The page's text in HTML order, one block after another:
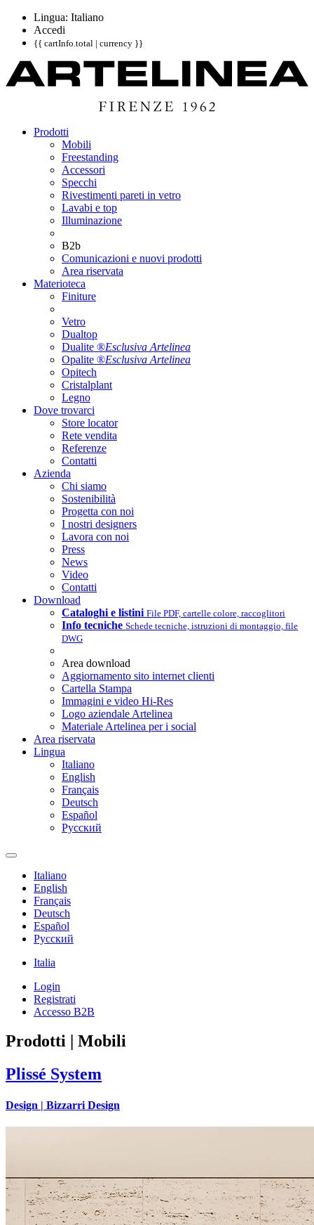
Lingua: Italiano
Accedi
{{ cartInfo.total | currency }}
Prodotti
Mobili
Freestanding
Accessori
Specchi
Rivestimenti pareti in vetro
Lavabi e top
Illuminazione
B2b
Comunicazioni e nuovi prodotti
Area riservata
Materioteca
Finiture
Vetro
Dualtop
Dualite ®Esclusiva Artelinea
Opalite ®Esclusiva Artelinea
Opitech
Cristalplant
Legno
Dove trovarci
Store locator
Rete vendita
Referenze
Contatti
Azienda
Chi siamo
Sostenibilità
Progetta con noi
I nostri designers
Lavora con noi
Press
News
Video
Contatti
Download
Cataloghi e listini File PDF, cartelle colore, raccoglitori
Info tecniche Schede tecniche, istruzioni di montaggio, file
DWG
Area download
Aggiornamento sito internet clienti
Cartella Stampa
Immagini e video Hi-Res
Logo aziendale Artelinea
Materiale Artelinea per i social
Area riservata
Lingua
Italiano
English
Français
Deutsch
Español
Pусский
Italiano
English
Français
Deutsch
Español
Pусский
Italia
Login
Registrati
Accesso B2B
Prodotti | Mobili
Plissé System
Design | Bizzarri Design